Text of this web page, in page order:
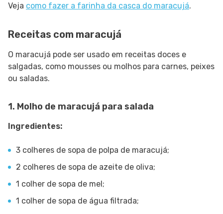
Veja como fazer a farinha da casca do maracujá.
Receitas com maracujá
O maracujá pode ser usado em receitas doces e
salgadas, como mousses ou molhos para carnes, peixes
ou saladas.
1. Molho de maracujá para salada
Ingredientes:
3 colheres de sopa de polpa de maracujá;
2 colheres de sopa de azeite de oliva;
1 colher de sopa de mel;
1 colher de sopa de água filtrada;